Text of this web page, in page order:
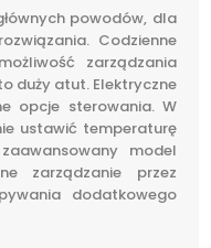
powodów, dla
Codzienne
zarządzania
duży atut. Elektryczne
opcje sterowania. W
ustawić temperaturę
model
zarządzanie przez
dodatkowego